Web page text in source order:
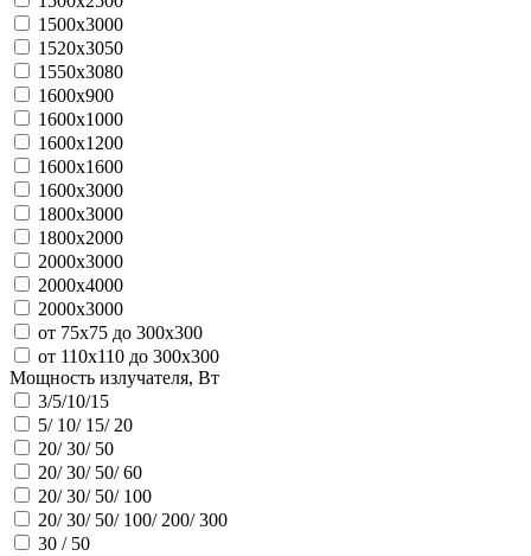
1500х3000
1520х3050
1550x3080
1600x900
1600x1000
1600x1200
1600x1600
1600x3000
1800x3000
1800х2000
2000x3000
2000x4000
2000х3000
от 75x75 до 300x300
от 110x110 до 300x300
Мощность излучателя, Вт
3/5/10/15
5/ 10/ 15/ 20
20/ 30/ 50
20/ 30/ 50/ 60
20/ 30/ 50/ 100
20/ 30/ 50/ 100/ 200/ 300
30 / 50